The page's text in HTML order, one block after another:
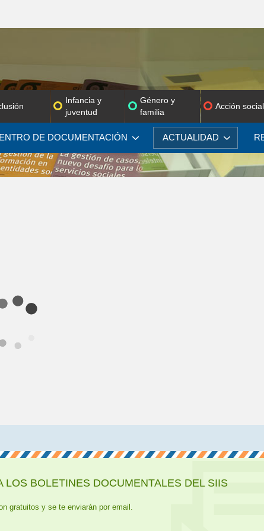
DE DOCUMENTACIÓN ACTUALIDAD
Infancia y
juventud
Género y
familia
Acción social
LOS BOLETINES DOCUMENTALES DEL SIIS
gratuitos y se te enviarán por email.